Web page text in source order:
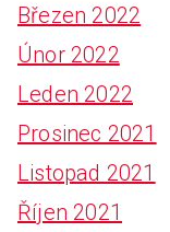
Březen 2022
Únor 2022
Leden 2022
Prosinec 2021
Listopad 2021
Říjen 2021